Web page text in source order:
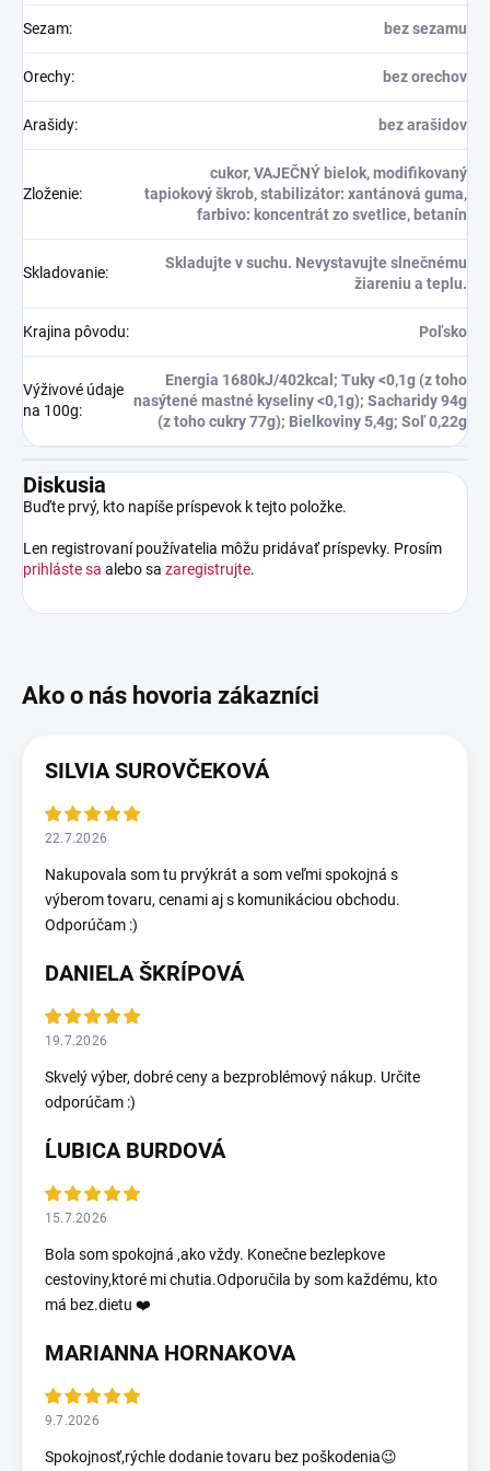
Sezam: bez sezamu
Orechy: bez orechov
Arašidy: bez arašidov
Zloženie:
cukor, VAJEČNÝ bielok, modifikovaný
tapiokový škrob, stabilizátor: xantánová guma,
farbivo: koncentrát zo svetlice, betanín
Skladovanie:
Skladujte v suchu. Nevystavujte slnečnému
žiareniu a teplu.
Krajina pôvodu: Poľsko
Výživové údaje
na 100g:
Energia 1680kJ/402kcal; Tuky <0,1g (z toho
nasýtené mastné kyseliny <0,1g); Sacharidy 94g
(z toho cukry 77g); Bielkoviny 5,4g; Soľ 0,22g
Diskusia
Buďte prvý, kto napíše príspevok k tejto položke.
Len registrovaní používatelia môžu pridávať príspevky. Prosím
prihláste sa alebo sa zaregistrujte.
SILVIA SUROVČEKOVÁ
22.7.2026
Nakupovala som tu prvýkrát a som veľmi spokojná s
výberom tovaru, cenami aj s komunikáciou obchodu.
Odporúčam :)
DANIELA ŠKRÍPOVÁ
19.7.2026
Skvelý výber, dobré ceny a bezproblémový nákup. Určite
odporúčam :)
ĹUBICA BURDOVÁ
15.7.2026
Bola som spokojná ,ako vždy. Konečne bezlepkove
cestoviny,ktoré mi chutia.Odporučila by som každému, kto
má bez.dietu ❤️
MARIANNA HORNAKOVA
9.7.2026
Spokojnosť,rýchle dodanie tovaru bez poškodenia😉